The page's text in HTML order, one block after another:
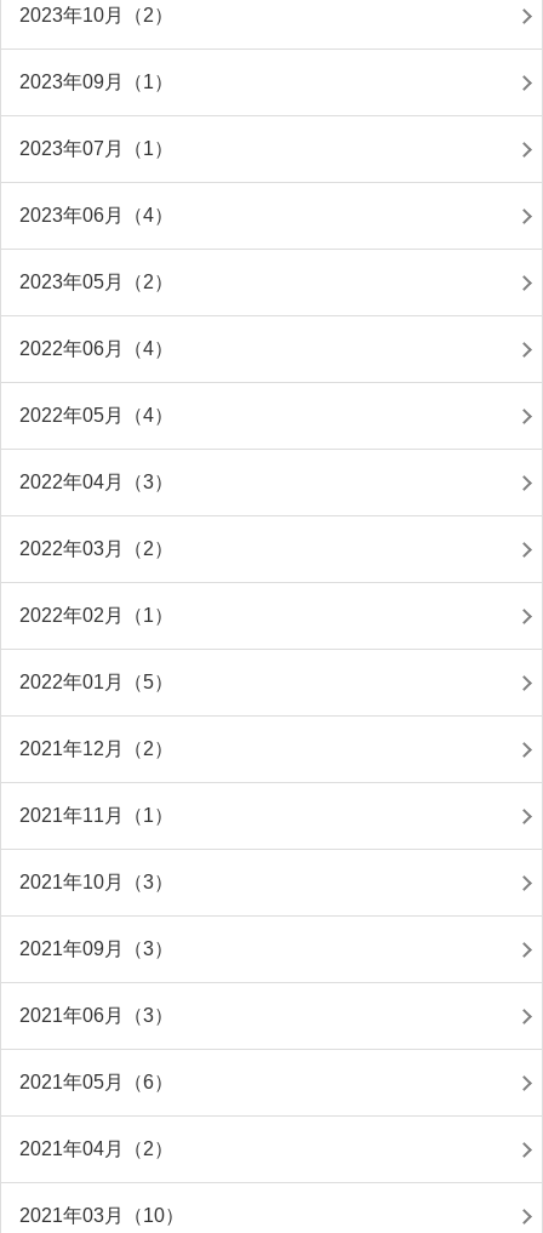
2023年10月（2）
2023年09月（1）
2023年07月（1）
2023年06月（4）
2023年05月（2）
2022年06月（4）
2022年05月（4）
2022年04月（3）
2022年03月（2）
2022年02月（1）
2022年01月（5）
2021年12月（2）
2021年11月（1）
2021年10月（3）
2021年09月（3）
2021年06月（3）
2021年05月（6）
2021年04月（2）
2021年03月（10）